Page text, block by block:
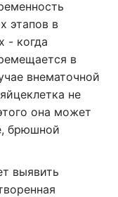
этапов в
- когда
в
внематочной
не
она может
брюшной
выявить